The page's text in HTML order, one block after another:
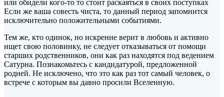
или обидели кого-то то стоит раскаяться в своих поступках
Если же ваша совесть чиста, то данный период запомнится
исключительно положительными событиями.
Тем же, кто одинок, но искренне верит в любовь и активно
ищет свою половинку, не следует отказываться от помощи
старших родственников, они как раз находятся под ведением
Сатурна. Познакомьтесь с кандидатурой, предложенной
родней. Не исключено, что это как раз тот самый человек, о
встрече с которым вы давно просили Вселенную.